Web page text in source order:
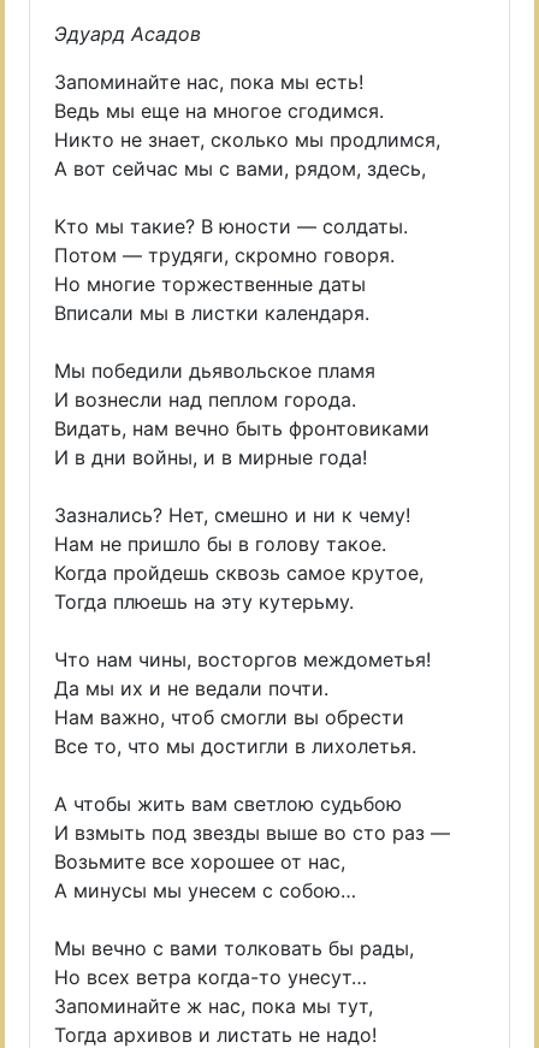
Эдуард Асадов
Запоминайте нас, пока мы есть!
Ведь мы еще на многое сгодимся.
Никто не знает, сколько мы продлимся,
А вот сейчас мы с вами, рядом, здесь,
Кто мы такие? В юности — солдаты.
Потом — трудяги, скромно говоря.
Но многие торжественные даты
Вписали мы в листки календаря.
Мы победили дьявольское пламя
И вознесли над пеплом города.
Видать, нам вечно быть фронтовиками
И в дни войны, и в мирные года!
Зазнались? Нет, смешно и ни к чему!
Нам не пришло бы в голову такое.
Когда пройдешь сквозь самое крутое,
Тогда плюешь на эту кутерьму.
Что нам чины, восторгов междометья!
Да мы их и не ведали почти.
Нам важно, чтоб смогли вы обрести
Все то, что мы достигли в лихолетья.
А чтобы жить вам светлою судьбою
И взмыть под звезды выше во сто раз —
Возьмите все хорошее от нас,
А минусы мы унесем с собою…
Мы вечно с вами толковать бы рады,
Но всех ветра когда-то унесут…
Запоминайте ж нас, пока мы тут,
Тогда архивов и листать не надо!